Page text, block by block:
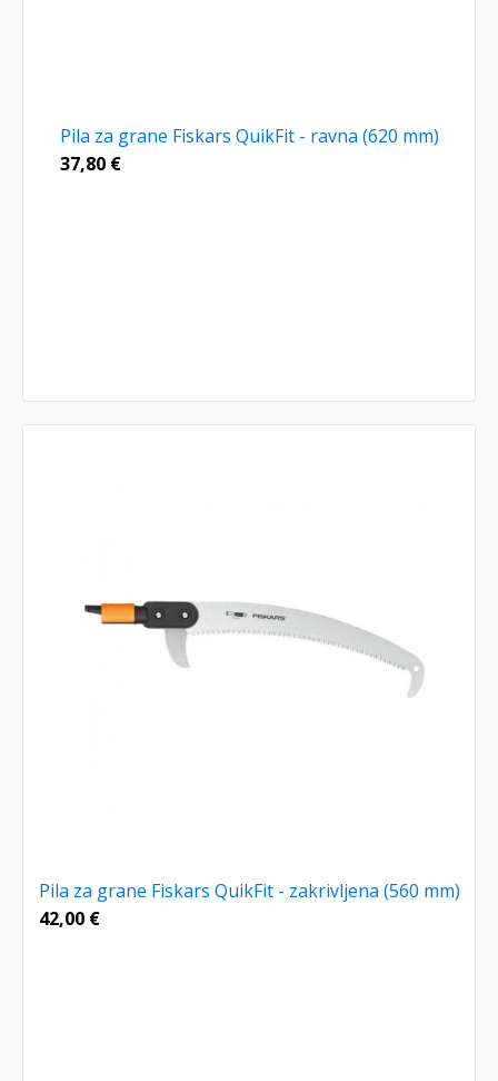
Pila za grane Fiskars QuikFit - ravna (620 mm)
37,80 €
Pila za grane Fiskars QuikFit - zakrivljena (560 mm)
42,00 €